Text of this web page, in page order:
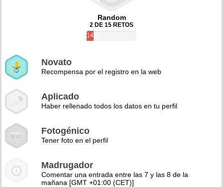
Random
2 DE 15 RETOS
14%
Novato
Recompensa por el registro en la web
Aplicado
Haber rellenado todos los datos en tu perfil
Fotogénico
Tener foto en el perfil
Madrugador
Comentar una entrada entre las 7 y las 8 de la
mañana [GMT +01:00 (CET)]